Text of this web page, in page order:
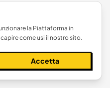
la Piattaforma in
come usi il nostro sito.
Accetta